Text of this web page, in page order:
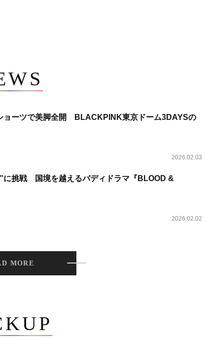
ョーツで美脚全開 BLACKPINK東京ドーム3DAYSの
2026.02.03
に挑戦 国境を越えるバディドラマ『BLOOD &
2026.02.02
MORE